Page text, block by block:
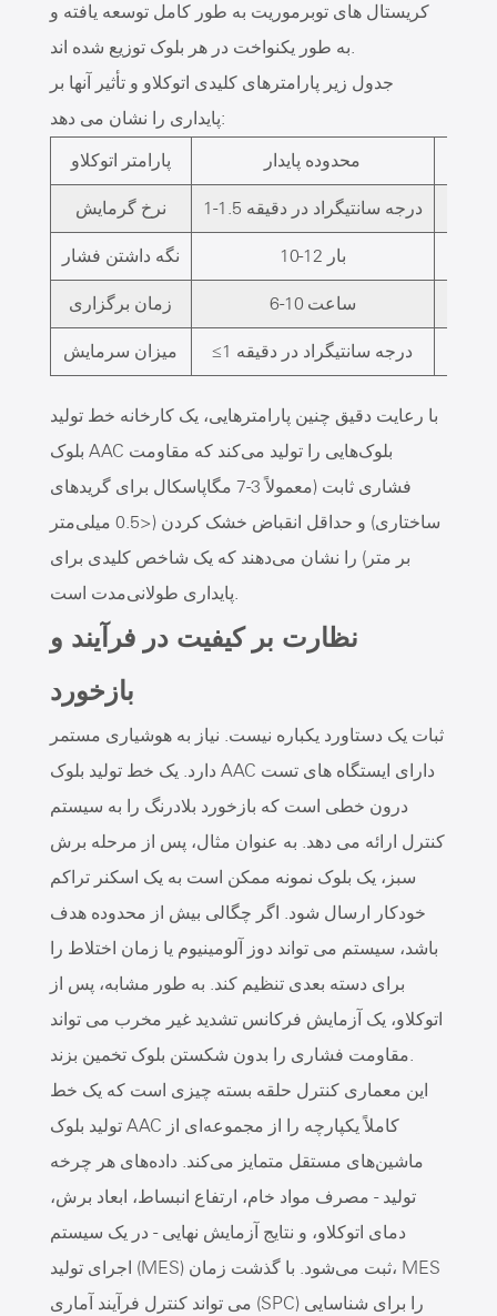
کریستال های توبرموریت به طور کامل توسعه یافته و
به طور یکنواخت در هر بلوک توزیع شده اند.
جدول زیر پارامترهای کلیدی اتوکلاو و تأثیر آنها بر
پایداری را نشان می دهد:
پارامتر اتوکلاو
محدوده پایدار
نرخ گرمایش 1-1.5 درجه سانتیگراد در دقیقه
نگه داشتن فشار 10-12 بار
زمان برگزاری 6-10 ساعت
میزان سرمایش ≤1 درجه سانتیگراد در دقیقه
با رعایت دقیق چنین پارامترهایی، یک کارخانه خط تولید
بلوک AAC بلوک‌هایی را تولید می‌کند که مقاومت
فشاری ثابت (معمولاً 3-7 مگاپاسکال برای گریدهای
ساختاری) و حداقل انقباض خشک کردن (<0.5 میلی‌متر
بر متر) را نشان می‌دهند که یک شاخص کلیدی برای
پایداری طولانی‌مدت است.
نظارت بر کیفیت در فرآیند و
بازخورد
ثبات یک دستاورد یکباره نیست. نیاز به هوشیاری مستمر
دارد. یک خط تولید بلوک AAC دارای ایستگاه های تست
درون خطی است که بازخورد بلادرنگ را به سیستم
کنترل ارائه می دهد. به عنوان مثال، پس از مرحله برش
سبز، یک بلوک نمونه ممکن است به یک اسکنر تراکم
خودکار ارسال شود. اگر چگالی بیش از محدوده هدف
باشد، سیستم می تواند دوز آلومینیوم یا زمان اختلاط را
برای دسته بعدی تنظیم کند. به طور مشابه، پس از
اتوکلاو، یک آزمایش فرکانس تشدید غیر مخرب می تواند
مقاومت فشاری را بدون شکستن بلوک تخمین بزند.
این معماری کنترل حلقه بسته چیزی است که یک خط
تولید بلوک AAC کاملاً یکپارچه را از مجموعه‌ای از
ماشین‌های مستقل متمایز می‌کند. داده‌های هر چرخه
تولید - مصرف مواد خام، ارتفاع انبساط، ابعاد برش،
دمای اتوکلاو، و نتایج آزمایش نهایی - در یک سیستم
اجرای تولید (MES) ثبت می‌شود. با گذشت زمان، MES
می تواند کنترل فرآیند آماری (SPC) را برای شناسایی